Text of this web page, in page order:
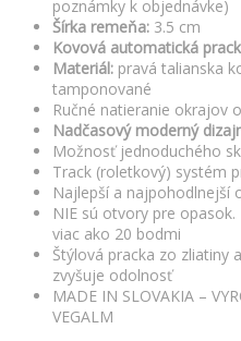
poznámky k objednávke)
Šírka remeňa: 3.5 cm
Kovová automatická
Materiál: pravá talianska
tamponované
Ručné natieranie okrajov
Nadčasový moderný
Možnosť jednoduchého
Track (roletkový) systém
Najlepší a najpohodlnejší
NIE sú otvory pre
viac ako 20 bodmi
Štýlová pracka zo zliatiny
zvyšuje odolnosť
MADE IN SLOVAKIA –
VEGALM